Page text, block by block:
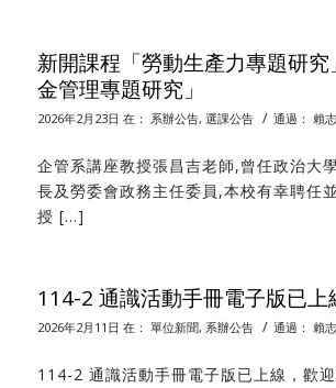
新開課程「勞動生產力專題研
金管理專題研究」
2026年2月23日 在： 系辦公告, 選課公告 / 通過： 賴
企管系講座教授張昌吉老師,曾任政治大
長及勞委會政務主任委員,本校有幸聘任
授 […]
114-2 通識活動手冊電子版已上
2026年2月11日 在： 單位新聞, 系辦公告 / 通過： 賴
114-2 通識活動手冊電子版已上線，歡迎